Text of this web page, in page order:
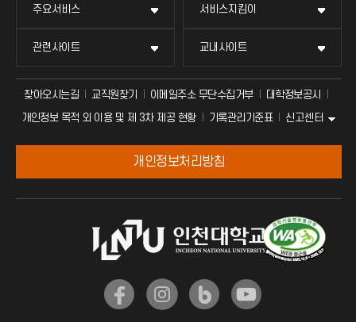
주요서비스 서비스지킴이
관련사이트 교내사이트
찾아오시는길 교직원찾기 이메일주소 무단수집거부
대학정보공시
개인정보 목적 외 이용 및 제 3차 제공 현황
기록관리기준표 신고센터
개인정보처리방침